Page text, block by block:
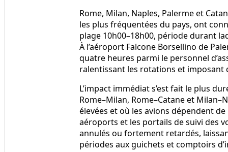
Rome, Milan, Naples, Palerme et
les plus fréquentées du pays, ont
plage 10h00–18h00, période durant
À l’aéroport Falcone Borsellino de
quatre heures parmi le personnel
ralentissant les rotations et imposant
L’impact immédiat s’est fait le plus
Rome–Milan, Rome–Catane et
élevées et où les avions dépendent
aéroports et les portails de suivi des
annulés ou fortement retardés,
périodes aux guichets et comptoirs